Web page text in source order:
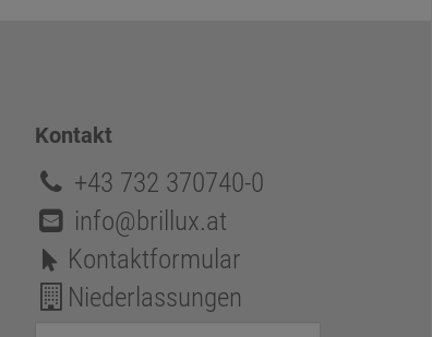
Kontakt
+43 732 370740-0
info@brillux.at
Kontaktformular
Niederlassungen